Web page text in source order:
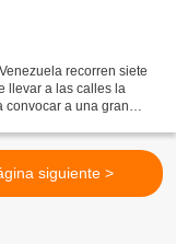
recorren siete
llevar a las calles la
convocar a una gran
siguiente >